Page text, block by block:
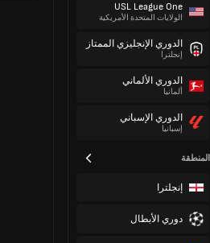
USL League One
الولايات المتحدة الأمريكية
الدوري الإنجليزي الممتاز
إنجلترا
الدوري الألماني
ألمانيا
الدوري الإسباني
إسبانيا
المنطقة
إنجلترا
دوري الأبطال